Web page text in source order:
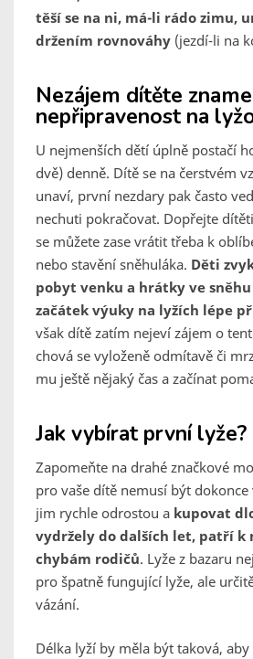
těší se na ni, má-li rádo zimu,
držením rovnováhy (jezdí-li na
Nezájem dítěte
nepřipravenost na
U nejmenších dětí úplně postačí
dvě) denně. Dítě se na čerstvém
unaví, první nezdary pak často
nechuti pokračovat. Dopřejte
se můžete zase vrátit třeba k
nebo stavění sněhuláka. Děti
pobyt venku a hrátky ve
začátek výuky na lyžích lépe
však dítě zatím nejeví zájem o
chová se vyloženě odmítavě či
mu ještě nějaký čas a začínat
Jak vybírat první lyže?
Zapomeňte na drahé značkové
pro vaše dítě nemusí být dokonce
jim rychle odrostou a kupovat
vydržely do dalších let, patří k
chybám rodičů. Lyže z bazaru
pro špatně fungující lyže, ale
vázání.
Délka lyží by měla být taková,